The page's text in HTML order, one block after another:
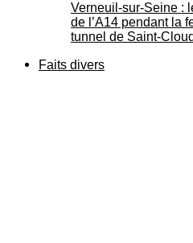
Verneuil-sur-Seine :
de l’A14 pendant la
tunnel de Saint-Cloud
Faits divers